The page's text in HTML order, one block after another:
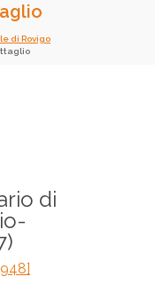
di Rovigo
di